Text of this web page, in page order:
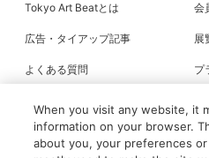
Tokyo Art Beatとは 会
広告・タイアップ記事 展
よくある質問 プ
When you visit any website, it
information on your browser.
about you, your preferences